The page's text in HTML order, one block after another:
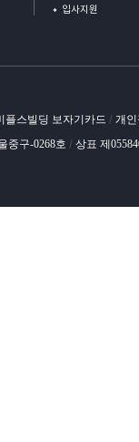
입사지원
플스빌딩 보자기카드 / 개
중구-0268호 / 상표 제